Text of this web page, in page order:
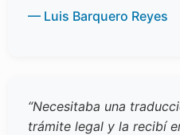
— Luis Barquero Reyes
“Necesitaba una
trámite legal y la recibí